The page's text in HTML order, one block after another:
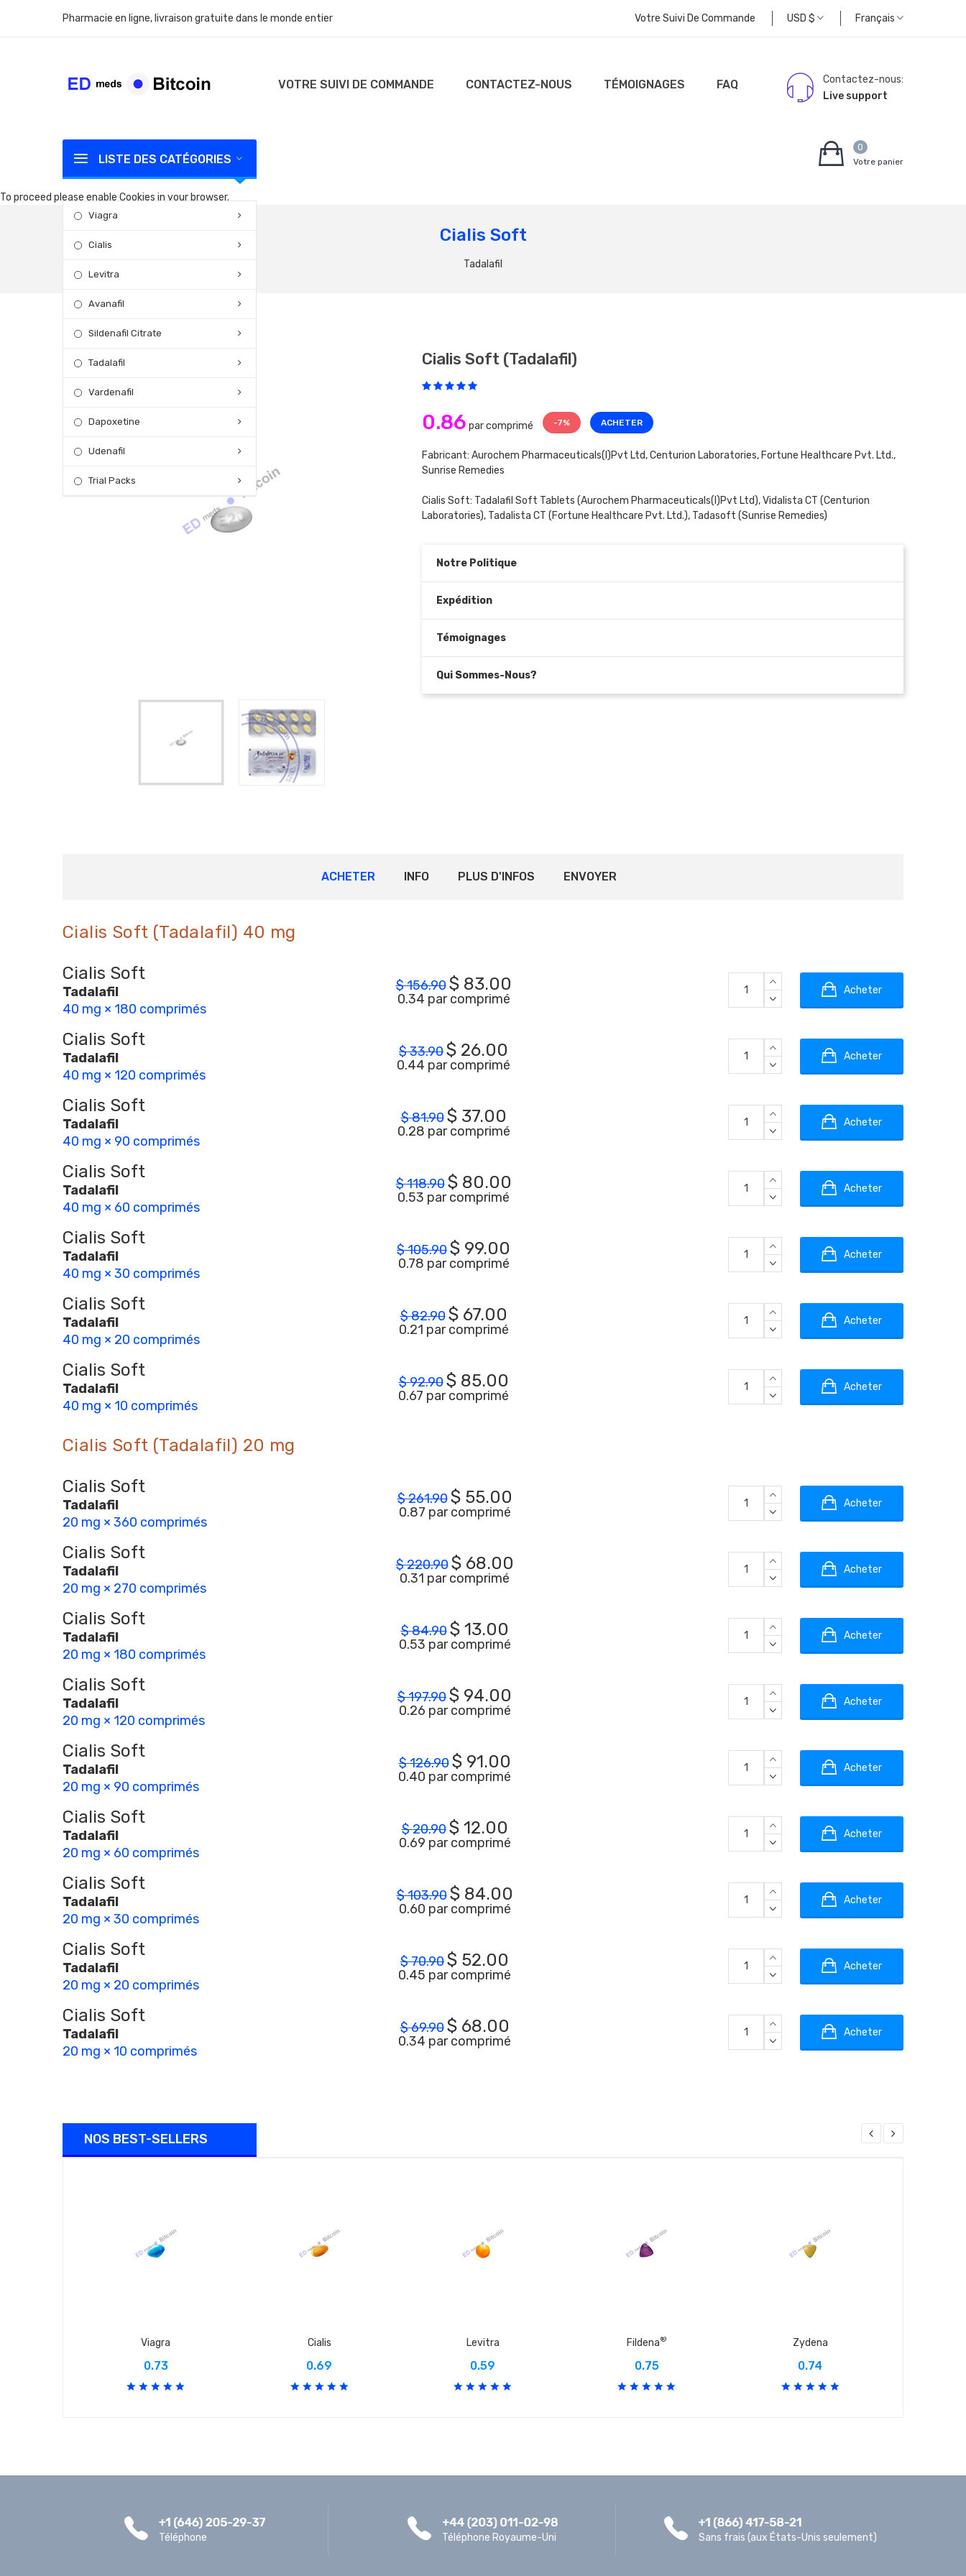
Pharmacie en ligne, livraison gratuite dans le monde entier Votre Suivi De Commande USD $ Français
VOTRE SUIVI DE COMMANDE CONTACTEZ-NOUS TÉMOIGNAGES FAQ
Contactez-nous:
Live support
LISTE DES CATÉGORIES
Viagra
Cialis
Levitra
Avanafil
Sildenafil Citrate
Tadalafil
Vardenafil
Dapoxetine
Udenafil
Trial Packs
0
Votre panier
To proceed please enable Cookies in your browser.
Cialis Soft
Tadalafil
Cialis Soft (tadalafil)
0.86 par comprimé -7% ACHETER
Fabricant: Aurochem Pharmaceuticals(I)Pvt Ltd, Centurion Laboratories, Fortune Healthcare Pvt. Ltd.,
Sunrise Remedies
Cialis Soft: Tadalafil Soft Tablets (Aurochem Pharmaceuticals(I)Pvt Ltd),Vidalista CT (Centurion
Laboratories), Tadalista CT (Fortune Healthcare Pvt. Ltd.), Tadasoft (Sunrise Remedies)
Notre Politique
Expédition
Témoignages
Qui Sommes-Nous?
ACHETER INFO PLUS D'INFOS ENVOYER
Cialis Soft (Tadalafil) 40 mg
Cialis Soft
Tadalafil
40 mg × 180 comprimés
$156.90 $ 83.00
0.34 par comprimé
Acheter
Cialis Soft
Tadalafil
40 mg × 120 comprimés
$33.90$ 26.00
0.44 par comprimé
Acheter
Cialis Soft
Tadalafil
40 mg × 90 comprimés
$81.90 $ 37.00
0.28 par comprimé
Acheter
Cialis Soft
Tadalafil
40 mg × 60 comprimés
$118.90 $ 80.00
0.53 par comprimé
Acheter
Cialis Soft
Tadalafil
40 mg × 30 comprimés
$105.90$ 99.00
0.78 par comprimé
Acheter
Cialis Soft
Tadalafil
40 mg × 20 comprimés
$82.90 $ 67.00
0.21 par comprimé
Acheter
Cialis Soft
Tadalafil
40 mg × 10 comprimés
$92.90 $ 85.00
0.67 par comprimé
Acheter
Cialis Soft (Tadalafil) 20 mg
Cialis Soft
Tadalafil
20 mg × 360 comprimés
$261.90 $ 55.00
0.87 par comprimé
Acheter
Cialis Soft
Tadalafil
20 mg × 270 comprimés
$220.90 $ 68.00
0.31 par comprimé
Acheter
Cialis Soft
Tadalafil
20 mg × 180 comprimés
$84.90 $ 13.00
0.53 par comprimé
Acheter
Cialis Soft
Tadalafil
20 mg × 120 comprimés
$197.90$ 94.00
0.26 par comprimé
Acheter
Cialis Soft
Tadalafil
20 mg × 90 comprimés
$126.90 $ 91.00
0.40 par comprimé
Acheter
Cialis Soft
Tadalafil
20 mg × 60 comprimés
$20.90 $ 12.00
0.69 par comprimé
Acheter
Cialis Soft
Tadalafil
20 mg × 30 comprimés
$103.90 $ 84.00
0.60 par comprimé
Acheter
Cialis Soft
Tadalafil
20 mg × 20 comprimés
$70.90$ 52.00
0.45 par comprimé
Acheter
Cialis Soft
Tadalafil
20 mg × 10 comprimés
$69.90 $ 68.00
0.34 par comprimé
Acheter
NOS BEST-SELLERS
Viagra
0.73
Cialis
0.69
Levitra
0.59
Fildena®
0.75
Zydena
0.74
Téléphone Téléphone Royaume-Uni Sans frais (aux États-Unis seulement)